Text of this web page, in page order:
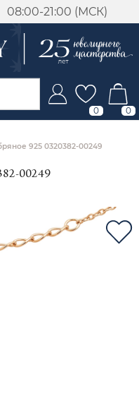
08:00-21:00 (МСК)
0 0
925 0320382-00249
00249